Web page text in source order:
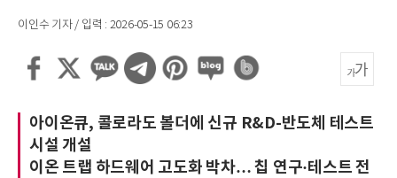
이인수 기자 / 입력 : 2026-05-15 06:23
아이온큐, 콜로라도 볼더에 신규 R&D-반도체 테스트
시설 개설
이온 트랩 하드웨어 고도화 박차… 칩 연구·테스트 전